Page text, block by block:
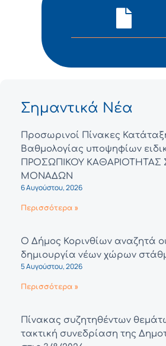
Σημαντικά Νέα
Προσωρινοί Πίνακες
Βαθμολογίας υποψηφίων
ΠΡΟΣΩΠΙΚΟΥ ΚΑΘΑΡΙΟΤΗΤΑΣ
ΜΟΝΑΔΩΝ
6 Αυγούστου, 2026
Περισσότερα »
Ο Δήμος Κορινθίων αναζητά
δημιουργία νέων χώρων
5 Αυγούστου, 2026
Περισσότερα »
Πίνακας συζητηθέντων
τακτική συνεδρίαση της